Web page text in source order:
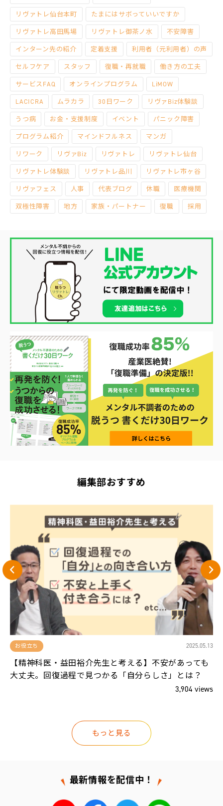
リヴァトレ仙台本町 たまにはサボっていいですか
リヴァトレ高田馬場 リヴァトレ御茶ノ水 不安障害
インターン先の紹介 定着支援 利用者（元利用者）の声
セルフケア スタッフ 復職・再就職 働き方の工夫
サービスFAQ オンラインプログラム LiMOW
LACICRA ムラカラ 30日ワーク リヴァBiz体験談
うつ病 お金・支援制度 イベント パニック障害
プログラム紹介 マインドフルネス マンガ
リワーク リヴァBiz リヴァトレ リヴァトレ仙台
リヴァトレ体験談 リヴァトレ品川 リヴァトレ市ヶ谷
リヴァフェス 人事 代表ブログ 休職 医療機関
双極性障害 地方 家族・パートナー 復職 採用
編集部おすすめ
お役立ち 2025.05.13
【精神科医・益田裕介先生と考える】不安があっても
大丈夫。回復過程で見つかる「自分らしさ」とは？
3,904 views
もっと見る
最新情報を配信中！